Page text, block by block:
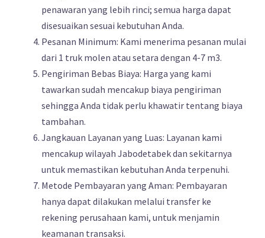
penawaran yang lebih rinci; semua harga dapat
disesuaikan sesuai kebutuhan Anda.
Pesanan Minimum: Kami menerima pesanan mulai
dari 1 truk molen atau setara dengan 4-7 m3.
Pengiriman Bebas Biaya: Harga yang kami
tawarkan sudah mencakup biaya pengiriman
sehingga Anda tidak perlu khawatir tentang biaya
tambahan.
Jangkauan Layanan yang Luas: Layanan kami
mencakup wilayah Jabodetabek dan sekitarnya
untuk memastikan kebutuhan Anda terpenuhi.
Metode Pembayaran yang Aman: Pembayaran
hanya dapat dilakukan melalui transfer ke
rekening perusahaan kami, untuk menjamin
keamanan transaksi.